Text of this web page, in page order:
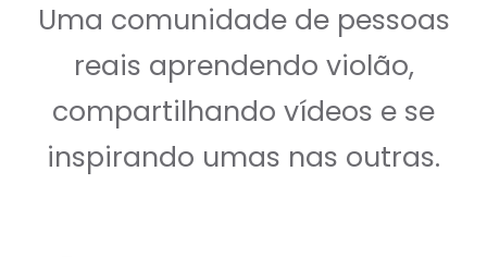
Uma comunidade de pessoas
reais aprendendo violão,
compartilhando vídeos e se
inspirando umas nas outras.